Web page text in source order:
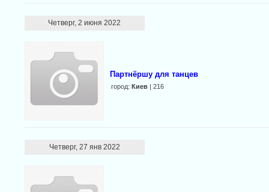
Четверг, 2 июня 2022
Партнёршу для танцев
город: Киев| 216
Четверг, 27 янв 2022